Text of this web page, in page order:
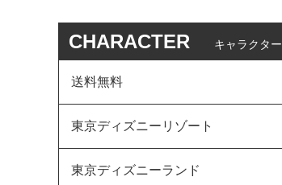
CHARACTER キャラクター
送料無料
東京ディズニーリゾート
東京ディズニーランド